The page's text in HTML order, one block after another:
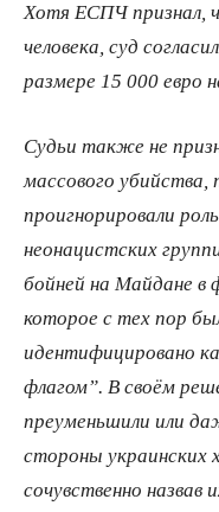
Хотя ЕСПЧ признал,
человека, суд
размере 15 000 евро
Судьи также не
массового убийства,
проигнорировали
неонацистских
бойней на Майдане в
которое с тех пор
идентифицировано
флагом”. В своём
преуменьшили или
стороны украинских
сочувственно назвав